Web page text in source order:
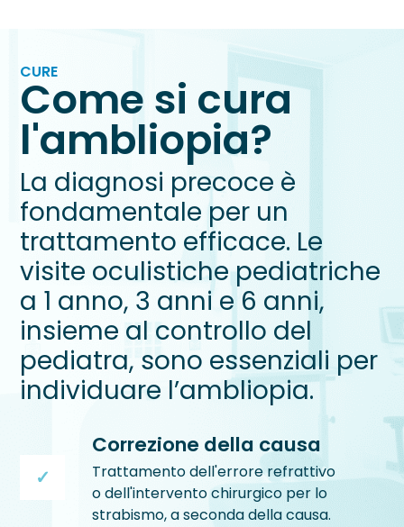
CURE
Come si cura
l'ambliopia?
La diagnosi precoce è
fondamentale per un
trattamento efficace. Le
visite oculistiche pediatriche
a 1 anno, 3 anni e 6 anni,
insieme al controllo del
pediatra, sono essenziali per
individuare l’ambliopia.
Correzione della causa
Trattamento dell'errore refrattivo
o dell'intervento chirurgico per lo
strabismo, a seconda della causa.